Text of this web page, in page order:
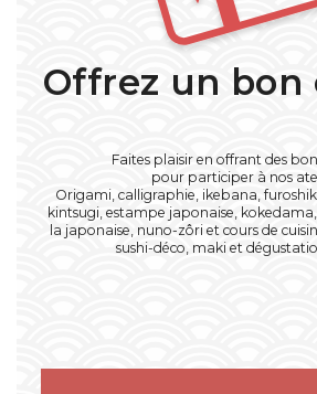
Offrez un bon
Faites plaisir en offrant des
pour participer à nos
Origami, calligraphie, ikebana,
kintsugi, estampe japonaise,
la japonaise, nuno-zôri et cours de
sushi-déco, maki et